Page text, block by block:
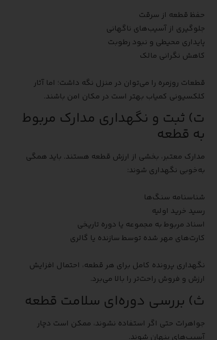
حفظ قطعه از سرقت
جلوگیری از آسیب‌های ناگهانی
پایداری محیطی و نبود رطوبت
کاهش نگرانی مالک
قطعات روزمره را می‌توان در منزل نگه داشت؛ اما آثار
کلکسیونی کمیاب بهتر است در مکان امن باشند.
ت) ثبت و نگهداری مدارک مربوط
به قطعه
مدارک معتبر، بخشی از ارزش قطعه هستند. باید همگی
به‌خوبی نگهداری شوند:
شناسنامه سنگ‌ها
رسید خرید اولیه
اسناد مربوط به مجموعه یا دوره تاریخی
کارت‌های مهر شده توسط سازنده یا گالری
نگهداری پرونده کامل برای هر قطعه، احتمال افزایش
ارزش و فروش راحت‌تر را بالا می‌برد.
ث) بررسی دوره‌ای سلامت قطعه
جواهرات حتی اگر استفاده نشوند، ممکن است دچار
آسیب‌های پنهان شوند.